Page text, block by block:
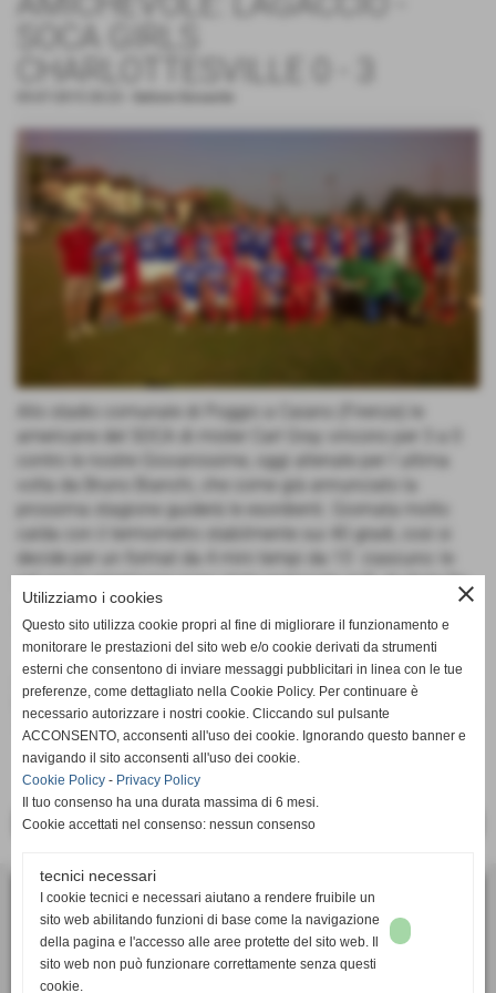
CHARLOTTESVILLE 0 - 3
Allo stadio comunale di Poggio a Caiano (Firenze) le
americane del SOCA di mister Carl Gray vincono per 3 a 0
contro le nostre Giovanissime, oggi allenate per l´ultima
volta da Bruno Bianchi, che come già annunciato la
prossima stagione guiderà le esordienti. Giornata molto
calda con il termometro stabilmente sui 40 gradi, così si
decide per un format da 4 mini tempi da 15´ ciascuno: le
reti per le americane sono state realizzate al 9´ da Kate De
Jong, al 14´ da Abby Zimmervics e nella ripresa al minuto
16´ da Katrine Berg.
AMICIZIA LAGACCIO: 1 Accardo M., 2 Mosca, 3 Simula, 4
Noto, 5 Abate, 6 Ricatto, 7 Aloi, 8 Accardo E., 9 Montemurro,
10 Russo, 11 Franceschi, 12 Burlando. All.: Bianchi.
<< PRECEDENTE
ASD Calcio Femminile SUPERBA
via Bartolomeo Bianco 6, 16127 - Genova (GE)
P.I. 01405910991
close
Utilizziamo i cookies
Questo sito utilizza cookie propri al fine di migliorare il funzionamento e
monitorare le prestazioni del sito web e/o cookie derivati da strumenti
esterni che consentono di inviare messaggi pubblicitari in linea con le tue
preferenze, come dettagliato nella Cookie Policy. Per continuare è
necessario autorizzare i nostri cookie. Cliccando sul pulsante
ACCONSENTO, acconsenti all'uso dei cookie. Ignorando questo banner e
navigando il sito acconsenti all'uso dei cookie.
Cookie Policy - Privacy Policy
Il tuo consenso ha una durata massima di 6 mesi.
Cookie accettati nel consenso: nessun consenso
tecnici necessari
I cookie tecnici e necessari aiutano a rendere fruibile un
sito web abilitando funzioni di base come la navigazione
della pagina e l'accesso alle aree protette del sito web. Il
sito web non può funzionare correttamente senza questi
cookie.